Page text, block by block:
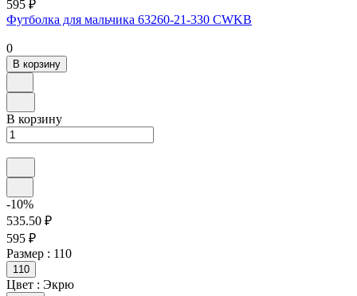
595 ₽
Футболка для мальчика 63260-21-330 CWKB
0
В корзину
В корзину
-10%
535.50 ₽
595 ₽
Размер : 110
110
Цвет : Экрю